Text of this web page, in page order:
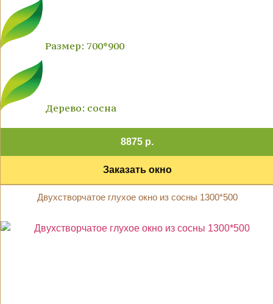
Размер: 700*900
Дерево: сосна
8875 р.
Заказать окно
Двухстворчатое глухое окно из сосны 1300*500